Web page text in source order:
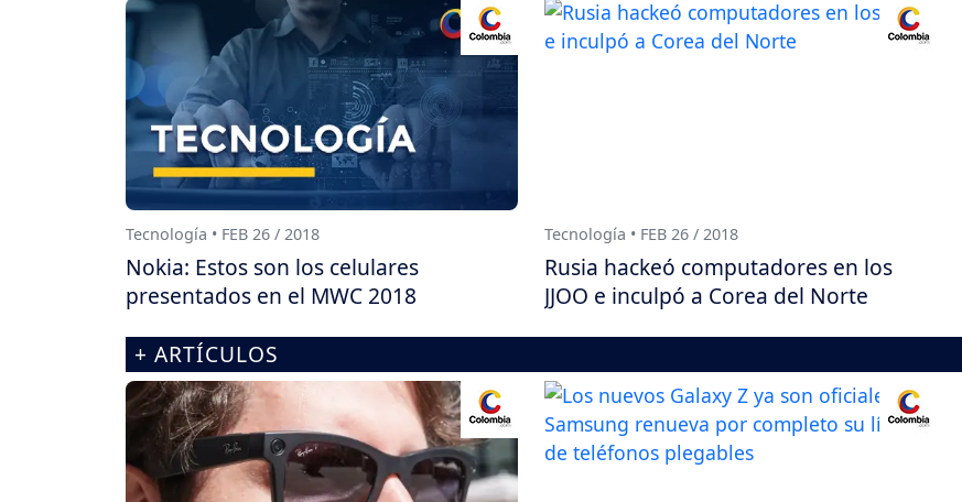
Tecnología • FEB 26 / 2018
Nokia: Estos son los celulares
presentados en el MWC 2018
Tecnología • FEB 26 / 2018
Rusia hackeó computadores en los
JJOO e inculpó a Corea del Norte
+ ARTÍCULOS